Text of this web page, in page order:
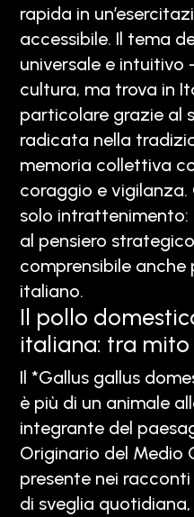
rapida in
accessibile. Il tema
universale e intuitivo
cultura, ma trova in
particolare grazie al
radicata nella
memoria collettiva
coraggio e
solo intrattenimento:
al pensiero
comprensibile anche
italiano.
Il pollo
italiana: tra
Il *Gallus gallus
è più di un animale
integrante del
Originario del Medio
presente nei
di sveglia